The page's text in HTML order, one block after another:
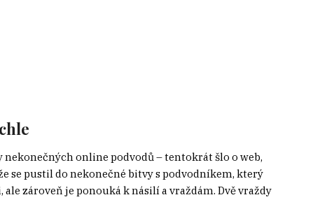
online podvodů – tentokrát šlo o web,
se pustil do nekonečné bitvy s podvodníkem, který
zároveň je ponouká k násilí a vraždám. Dvě vraždy